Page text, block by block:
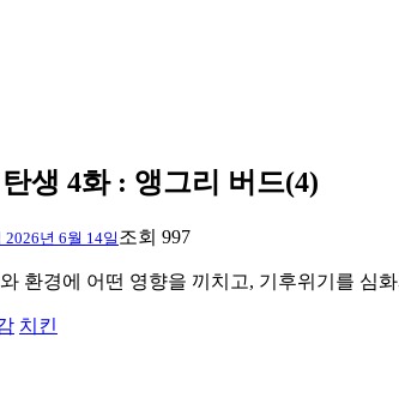
생 4화 : 앵그리 버드(4)
2026년 6월 14일 조회 997
환경에 어떤 영향을 끼치고, 기후위기를 심
치킨